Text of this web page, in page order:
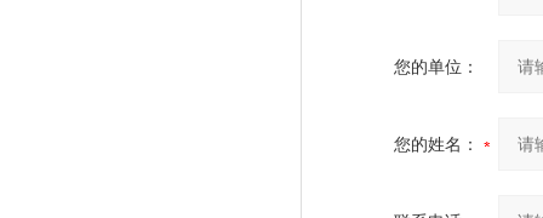
您的单位：
您的姓名：